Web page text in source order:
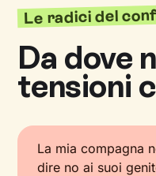
Le radici del
Da dove
tensioni
La mia compagna
dire no ai suoi